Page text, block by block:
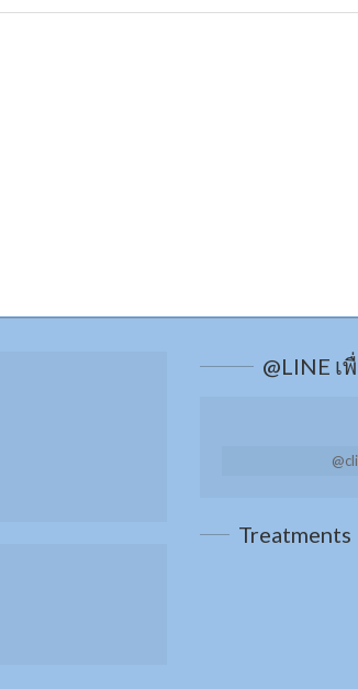
@LINE
Treatments